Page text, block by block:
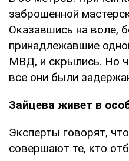
заброшенной
Оказавшись на воле,
принадлежавшие
МВД, и скрылись. Но
все они были
Зайцева живет в
Эксперты говорят,
совершают те, кто